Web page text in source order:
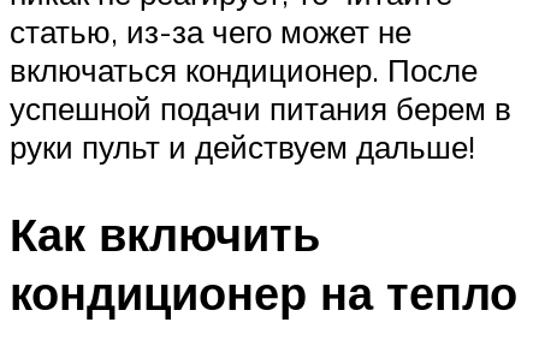
статью, из-за чего может не
включаться кондиционер. После
успешной подачи питания берем в
руки пульт и действуем дальше!
Как включить
кондиционер на тепло